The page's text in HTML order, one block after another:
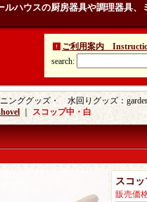
ハウスの厨房器具や調理器具、
ご利用案内
search:
ニンググッズ・ 水回りグッズ：
スコップ中・白
スコッ
販売価